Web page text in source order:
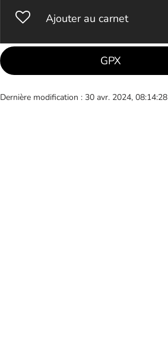
Ajouter au carnet
GPX
Dernière modification : 30 avr. 2024, 08:14:28